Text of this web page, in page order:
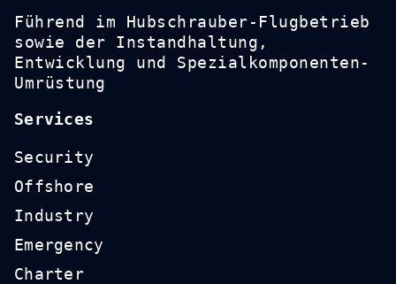
Führend im Hubschrauber-Flugbetrieb
sowie der Instandhaltung,
Entwicklung und Spezialkomponenten-
Umrüstung
Services
Security
Offshore
Industry
Emergency
Charter